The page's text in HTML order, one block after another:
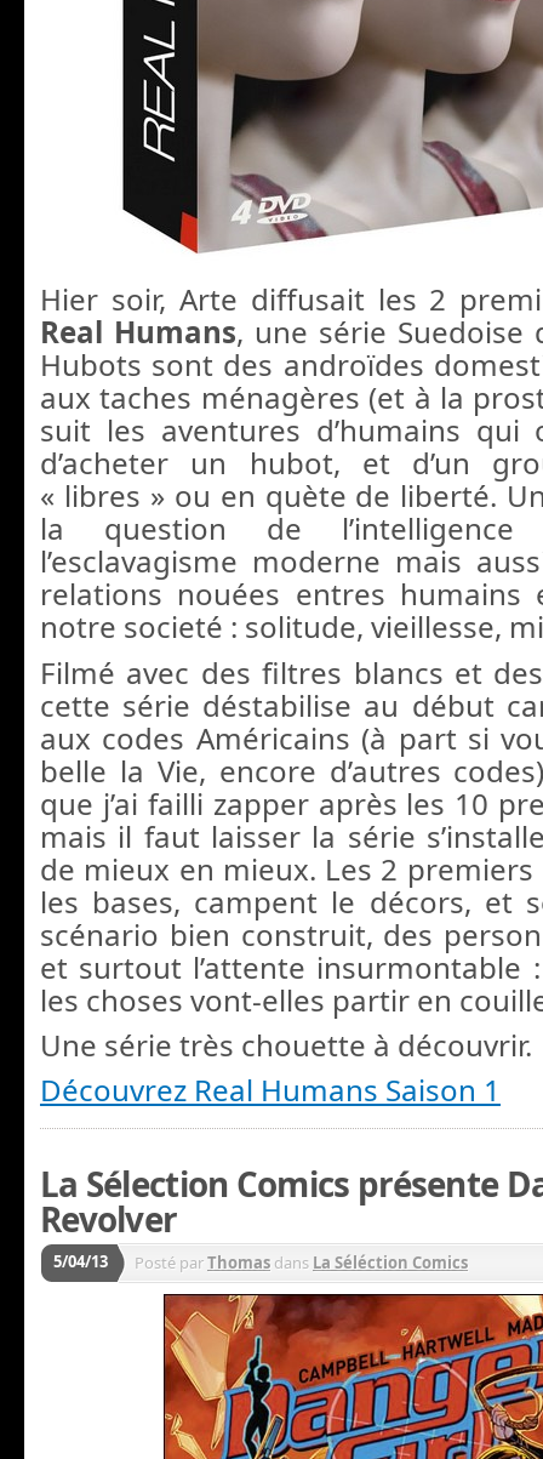
Hier soir, Arte diffusait les 2
Real Humans, une série Suedoise
Hubots sont des androïdes
aux taches ménagères (et à la
suit les aventures d’humains
d’acheter un hubot, et d’un
« libres » ou en quète de liberté.
la question de l’intelligence
l’esclavagisme moderne mais
relations nouées entres
notre societé : solitude, vieillesse,
Filmé avec des filtres blancs et
cette série déstabilise au début
aux codes Américains (à part si
belle la Vie, encore d’autres
que j’ai failli zapper après les 10
mais il faut laisser la série
de mieux en mieux. Les 2
les bases, campent le décors, et
scénario bien construit, des
et surtout l’attente insurmontable
les choses vont-elles partir en
Une série très chouette à découvrir.
Découvrez Real Humans Saison 1
La Sélection Comics présente
Revolver
5/04/13 Posté parThomas dans La Séléction Comics